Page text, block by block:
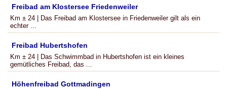
Freibad am Klostersee Friedenweiler
Km ± 24 | Das Freibad am Klostersee in Friedenweiler gilt als ein
echter ...
Freibad Hubertshofen
Km ± 24 | Das Schwimmbad in Hubertshofen ist ein kleines
gemütliches Freibad, das ...
Höhenfreibad Gottmadingen